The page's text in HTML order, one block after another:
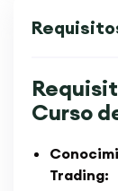
Curso
Trading: